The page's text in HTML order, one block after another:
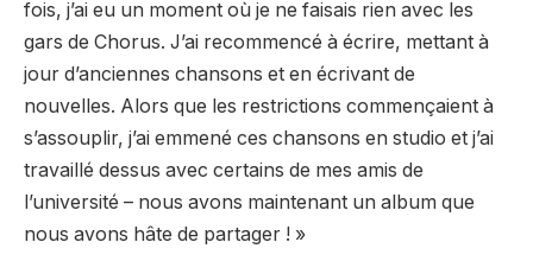
fois, j’ai eu un moment où je ne faisais rien avec les
gars de Chorus. J’ai recommencé à écrire, mettant à
jour d’anciennes chansons et en écrivant de
nouvelles. Alors que les restrictions commençaient à
s’assouplir, j’ai emmené ces chansons en studio et j’ai
travaillé dessus avec certains de mes amis de
l’université – nous avons maintenant un album que
nous avons hâte de partager ! »